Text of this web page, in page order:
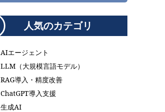
人気のカテゴリ
AIエージェント
LLM（大規模言語モデル）
RAG導入・精度改善
ChatGPT導入支援
生成AI